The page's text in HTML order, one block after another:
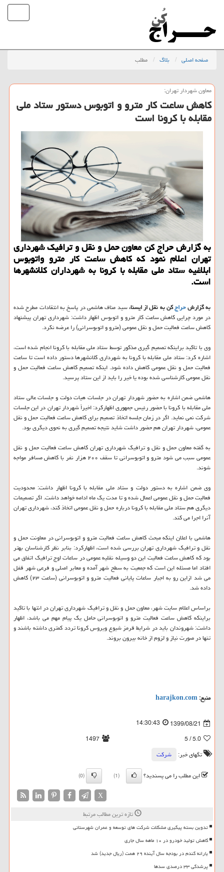
صفحه اصلی بلاگ مطلب
معاون شهردار تهران:
كاهش ساعت كار مترو و اتوبوس دستور ستاد ملی
مقابله با كرونا است
به گزارش حراج كن معاون حمل و نقل و ترافیك شهرداری
تهران اعلام نمود كه كاهش ساعت كار مترو واتوبوس
ابلاغیه ستاد ملی مقابله با كرونا به شهرداران كلانشهرها
است.
به گزارشحراجکن به نقل از ایسنا،سید مناف هاشمی در پاسخ به انتقادات مطرح شده
در مورد چرایی کاهش ساعت کار مترو و اتوبوس اظهار داشت: شهرداری تهران پیشنهاد
کاهش ساعت فعالیت حمل و نقل عمومی (مترو و اتوبوسرانی) را عرضه نکرد.
وی با تاکید براینکه تصمیم گیری مذکور توسط ستاد ملی مقابله با کرونا انجام شده است،
اشاره کرد: ستاد ملی مقابله با کرونا به شهرداری کلانشهرها دستور داده است تا ساعت
فعالیت حمل و نقل عمومی کاهش داده شود. اینکه تصمیم کاهش ساعت فعالیت حمل و
نقل عمومی کارشناسی شده بوده یا خیر را باید از این ستاد پرسید.
هاشمی ضمن اشاره به حضور شهردار تهران در جلسات هیات دولت و جلسات عالی ستاد
ملی مقابله با کرونا با حضور رئیس جمهوری اظهارکرد: اخیراً شهردار تهران در این جلسات
شرکت نمی نماید. اگر در زمان جلسه اتخاذ تصمیم برای کاهش ساعت فعالیت حمل و نقل
عمومی، شهردار تهران هم حضور داشت شاید نتیجه تصمیم گیری به نحوی دیگری بود.
به گفته معاون حمل و نقل و ترافیک شهرداری تهران کاهش ساعت فعالیت حمل و نقل
عمومی سبب می شود مترو و اتوبوسرانی تا سقف ۲۰۰ هزار نفر با کاهش مسافر مواجه
شوند.
وی ضمن اشاره به دستور دولت و ستاد ملی مقابله با کرونا اظهار داشت: محدودیت
فعالیت حمل و نقل عمومی اعمال شده و تا مدت یک ماه ادامه خواهد داشت. اگر تصمیمات
دیگری هم ستاد ملی مقابله با کرونا درباره حمل و نقل عمومی اتخاذ کند، شهرداری تهران
آنرا اجرا می کند.
هاشمی با اعلان اینکه مبحث کاهش ساعت فعالیت مترو و اتوبوسرانی در معاونت حمل و
نقل و ترافیک شهرداری تهران بررسی شده است، اظهارکرد: بنابر نظر کارشناسان بهتر
بود که کاهش ساعت فعالیت این دو وسیله نقلیه عمومی در ساعات اوج ترافیک اتفاق می
افتاد اما مسئله این است که جمعیت به سطح شهر آمده و معابر اصلی و فرعی شهر قفل
می شد ازاین رو به اجبار ساعات پایانی فعالیت مترو و اتوبوسرانی (ساعت ۲۳) کاهش
داده شد.
براساس اعلام سایت شهر، معاون حمل و نقل و ترافیک شهرداری تهران در انتها با تاکید
براینکه کاهش ساعت فعالیت مترو و اتوبوسرانی حامل یک پیام مهم می باشد، اظهار
داشت: شهروندان باید در شرایط قرمز شیوع ویروس کرونا تردد کمتری داشته باشند و
تنها در صورت نیاز و لزوم از خانه بیرون بروند.
منبع:harajkon.com
1399/08/21
14:30:43
5.0
/ 5
1497
تگهای خبر:
شركت
این مطلب را می پسندید؟
(1)
(0)
X
تازه ترین مطالب مرتبط
تدوین بسته پیگیری مشکلات شرکت های توسعه و عمران شهرستانی
کاهش تولید خودرو در ۱۰ ماهه سال جاری
یارانه گندم در بودجه سال آینده ۲۹ همت (ریال جدید) شد
پرشدگی ۳۳ درصدی سدها